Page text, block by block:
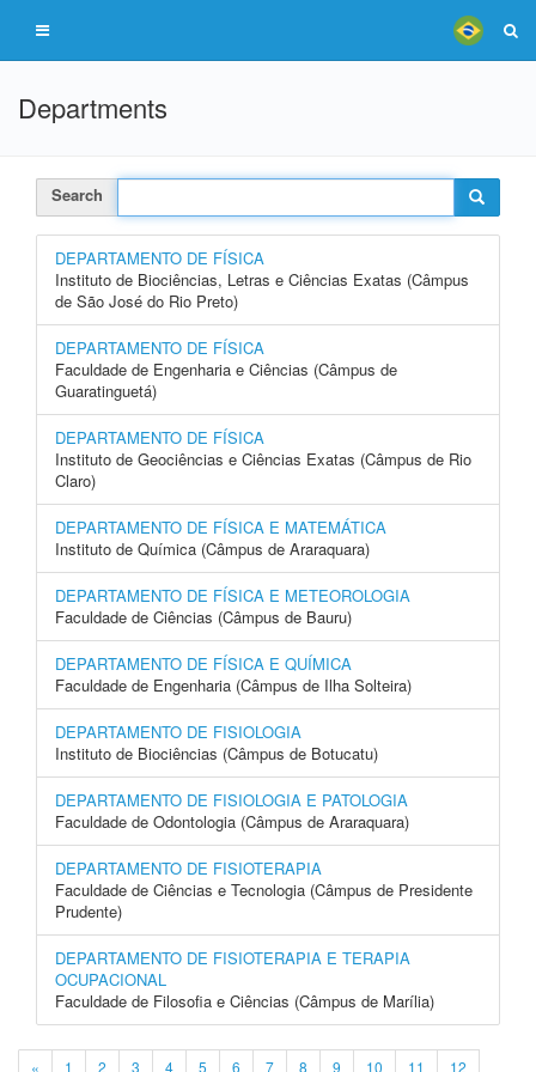
Departments
Search
DEPARTAMENTO DE FÍSICA
Instituto de Biociências, Letras e Ciências Exatas (Câmpus
de São José do Rio Preto)
DEPARTAMENTO DE FÍSICA
Faculdade de Engenharia e Ciências (Câmpus de
Guaratinguetá)
DEPARTAMENTO DE FÍSICA
Instituto de Geociências e Ciências Exatas (Câmpus de Rio
Claro)
DEPARTAMENTO DE FÍSICA E MATEMÁTICA
Instituto de Química (Câmpus de Araraquara)
DEPARTAMENTO DE FÍSICA E METEOROLOGIA
Faculdade de Ciências (Câmpus de Bauru)
DEPARTAMENTO DE FÍSICA E QUÍMICA
Faculdade de Engenharia (Câmpus de Ilha Solteira)
DEPARTAMENTO DE FISIOLOGIA
Instituto de Biociências (Câmpus de Botucatu)
DEPARTAMENTO DE FISIOLOGIA E PATOLOGIA
Faculdade de Odontologia (Câmpus de Araraquara)
DEPARTAMENTO DE FISIOTERAPIA
Faculdade de Ciências e Tecnologia (Câmpus de Presidente
Prudente)
DEPARTAMENTO DE FISIOTERAPIA E TERAPIA
OCUPACIONAL
Faculdade de Filosofia e Ciências (Câmpus de Marília)
« 1 2 3 4 5 6 7 8 9 10 11 12